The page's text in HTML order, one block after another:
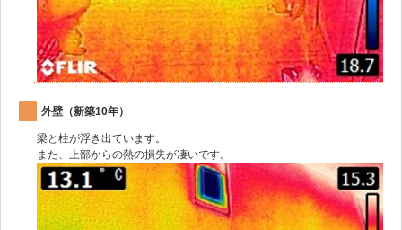
外壁（新築10年）
梁と柱が浮き出ています。
また、上部からの熱の損失が凄いです。